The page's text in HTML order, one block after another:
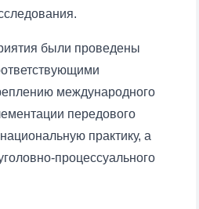
были проведены
международного
передового
практику, а
процессуального